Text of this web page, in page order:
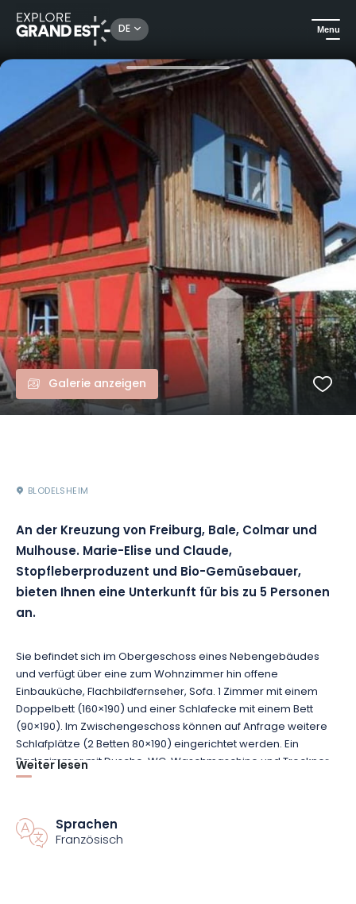
DE Menu
Sehenswertes in der Region Grand Est Ferienhaus Brun
Galerie anzeigen
BLODELSHEIM
An der Kreuzung von Freiburg, Bale, Colmar und
Mulhouse. Marie-Elise und Claude,
Stopfleberproduzent und Bio-Gemüsebauer,
bieten Ihnen eine Unterkunft für bis zu 5 Personen
an.
Sie befindet sich im Obergeschoss eines Nebengebäudes
und verfügt über eine zum Wohnzimmer hin offene
Einbauküche, Flachbildfernseher, Sofa. 1 Zimmer mit einem
Doppelbett (160×190) und einer Schlafecke mit einem Bett
(90×190). Im Zwischengeschoss können auf Anfrage weitere
Schlafplätze (2 Betten 80×190) eingerichtet werden. Ein
Badezimmer mit Dusche, WC, Waschmaschine und Trockner.
Bettwäsche wird zur Verfügung gestellt. Internet (wifi). Eine
Die Vermietungen während der Schulferien sind von Samstag
Weiter lesen
Sprachen
Französisch